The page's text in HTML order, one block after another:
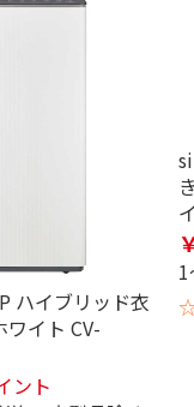
ハイブリッド衣
イト CV-
ント